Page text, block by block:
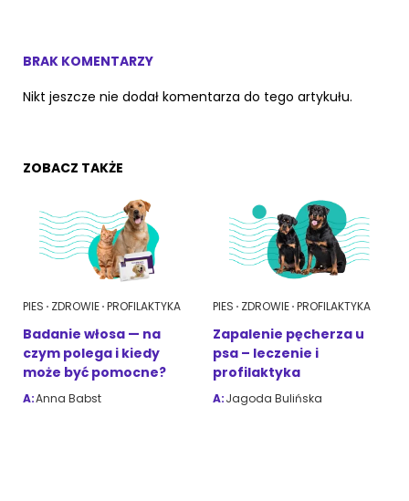
BRAK KOMENTARZY
Nikt jeszcze nie dodał komentarza do tego artykułu.
ZOBACZ TAKŻE
PIES ZDROWIE PROFILAKTYKA
Badanie włosa — na
czym polega i kiedy
może być pomocne?
A:Anna Babst
PIES ZDROWIE PROFILAKTYKA
Zapalenie pęcherza u
psa – leczenie i
profilaktyka
A:Jagoda Bulińska